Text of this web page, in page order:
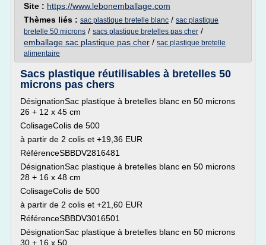
Site : https://www.lebonemballage.com
Thèmes liés : sac plastique bretelle blanc / sac plastique
bretelle 50 microns / sacs plastique bretelles pas cher /
emballage sac plastique pas cher / sac plastique bretelle
alimentaire
Sacs plastique réutilisables à bretelles 50
microns pas chers
DésignationSac plastique à bretelles blanc en 50 microns
26 + 12 x 45 cm
ColisageColis de 500
à partir de 2 colis et +19,36 EUR
RéférenceSBBDV2816481
DésignationSac plastique à bretelles blanc en 50 microns
28 + 16 x 48 cm
ColisageColis de 500
à partir de 2 colis et +21,60 EUR
RéférenceSBBDV3016501
DésignationSac plastique à bretelles blanc en 50 microns
30 + 16 x 50...